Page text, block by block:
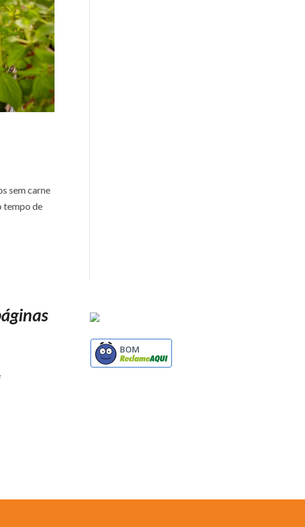
sem carne
tempo de
BOM